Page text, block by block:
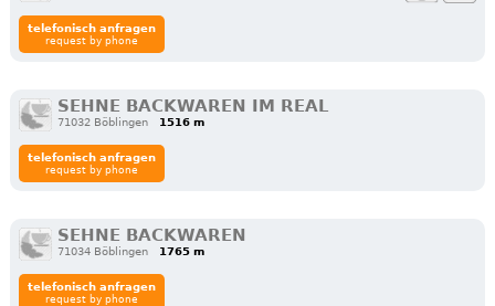
telefonisch anfragen
request by phone
SEHNE BACKWAREN IM REAL
71032 Böblingen 1516 m
telefonisch anfragen
request by phone
SEHNE BACKWAREN
71034 Böblingen 1765 m
telefonisch anfragen
request by phone